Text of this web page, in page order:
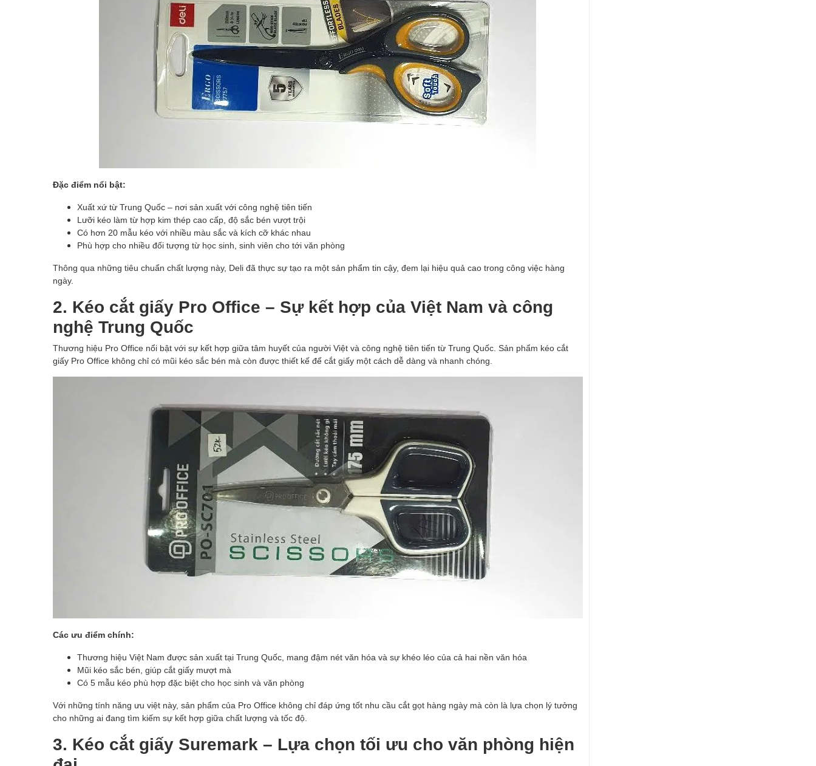
Đặc điểm nổi bật:
Xuất xứ từ Trung Quốc – nơi sản xuất với công nghệ tiên tiến
Lưỡi kéo làm từ hợp kim thép cao cấp, độ sắc bén vượt trội
Có hơn 20 mẫu kéo với nhiều màu sắc và kích cỡ khác nhau
Phù hợp cho nhiều đối tượng từ học sinh, sinh viên cho tới văn phòng
Thông qua những tiêu chuẩn chất lượng này, Deli đã thực sự tạo ra một sản phẩm tin cậy, đem lại hiệu quả cao trong công việc hàng
ngày.
2. Kéo cắt giấy Pro Office – Sự kết hợp của Việt Nam và công
nghệ Trung Quốc
Thương hiệu Pro Office nổi bật với sự kết hợp giữa tâm huyết của người Việt và công nghệ tiên tiến từ Trung Quốc. Sản phẩm kéo cắt
giấy Pro Office không chỉ có mũi kéo sắc bén mà còn được thiết kế để cắt giấy một cách dễ dàng và nhanh chóng.
Các ưu điểm chính:
Thương hiệu Việt Nam được sản xuất tại Trung Quốc, mang đậm nét văn hóa và sự khéo léo của cả hai nền văn hóa
Mũi kéo sắc bén, giúp cắt giấy mượt mà
Có 5 mẫu kéo phù hợp đặc biệt cho học sinh và văn phòng
Với những tính năng ưu việt này, sản phẩm của Pro Office không chỉ đáp ứng tốt nhu cầu cắt gọt hàng ngày mà còn là lựa chọn lý tưởng
cho những ai đang tìm kiếm sự kết hợp giữa chất lượng và tốc độ.
3. Kéo cắt giấy Suremark – Lựa chọn tối ưu cho văn phòng hiện